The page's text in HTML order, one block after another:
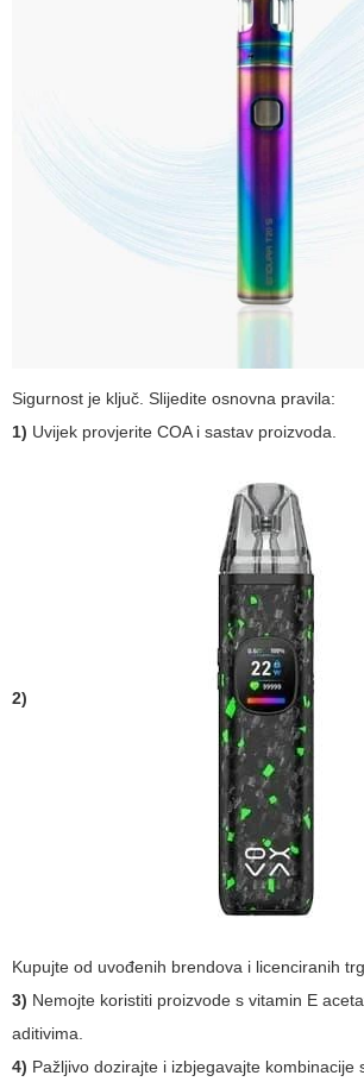
Sigurnost je ključ. Slijedite osnovna pravila:
1) Uvijek provjerite COA i sastav proizvoda.
2)
Kupujte od uvođenih brendova i licenciranih
3) Nemojte koristiti proizvode s vitamin E
aditivima.
4) Pažljivo dozirajte i izbjegavajte kombinacije